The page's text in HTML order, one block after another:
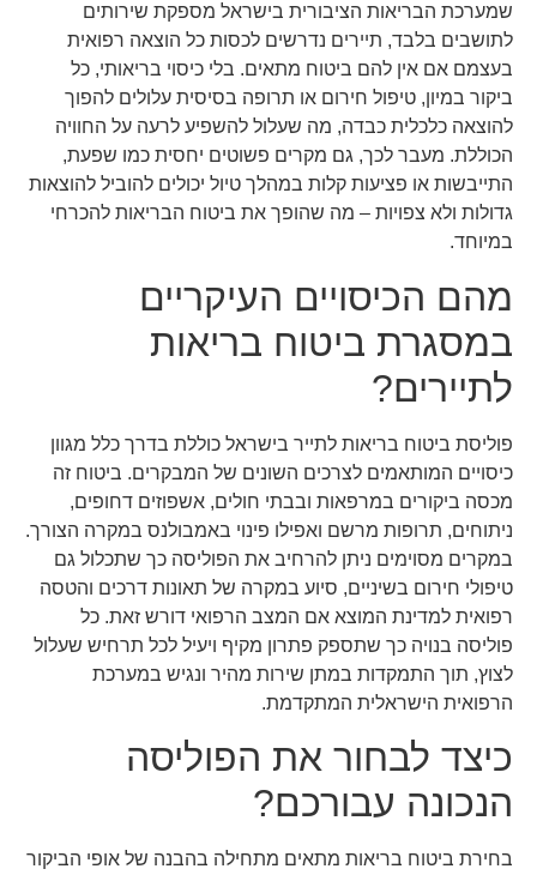
שמערכת הבריאות הציבורית בישראל מספקת שירותים
לתושבים בלבד, תיירים נדרשים לכסות כל הוצאה רפואית
בעצמם אם אין להם ביטוח מתאים. בלי כיסוי בריאותי, כל
ביקור במיון, טיפול חירום או תרופה בסיסית עלולים להפוך
להוצאה כלכלית כבדה, מה שעלול להשפיע לרעה על החוויה
הכוללת. מעבר לכך, גם מקרים פשוטים יחסית כמו שפעת,
התייבשות או פציעות קלות במהלך טיול יכולים להוביל להוצאות
גדולות ולא צפויות – מה שהופך את ביטוח הבריאות להכרחי
במיוחד.
מהם הכיסויים העיקריים
במסגרת ביטוח בריאות
לתיירים?
פוליסת ביטוח בריאות לתייר בישראל כוללת בדרך כלל מגוון
כיסויים המותאמים לצרכים השונים של המבקרים. ביטוח זה
מכסה ביקורים במרפאות ובבתי חולים, אשפוזים דחופים,
ניתוחים, תרופות מרשם ואפילו פינוי באמבולנס במקרה הצורך.
במקרים מסוימים ניתן להרחיב את הפוליסה כך שתכלול גם
טיפולי חירום בשיניים, סיוע במקרה של תאונות דרכים והטסה
רפואית למדינת המוצא אם המצב הרפואי דורש זאת. כל
פוליסה בנויה כך שתספק פתרון מקיף ויעיל לכל תרחיש שעלול
לצוץ, תוך התמקדות במתן שירות מהיר ונגיש במערכת
הרפואית הישראלית המתקדמת.
כיצד לבחור את הפוליסה
הנכונה עבורכם?
בחירת ביטוח בריאות מתאים מתחילה בהבנה של אופי הביקור